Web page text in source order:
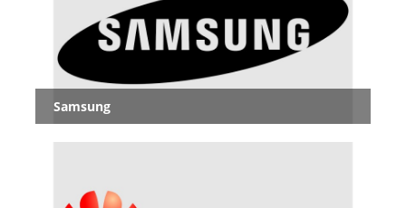
Samsung